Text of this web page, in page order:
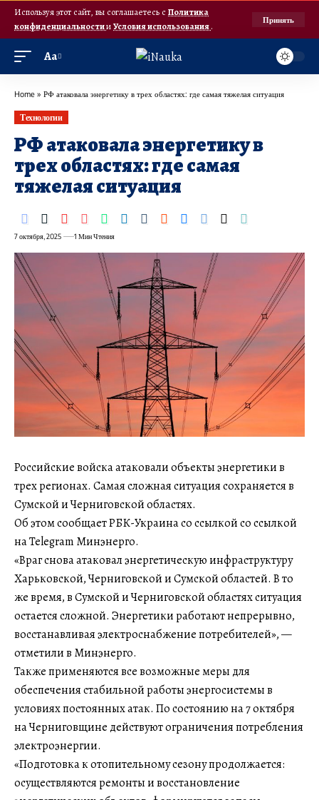
Используя этот сайт, вы соглашаетесь с Политика
конфиденциальностииУсловия использования.
Принять
Аа
Home » РФ атаковала энергетику в трех областях: где самая тяжелая ситуация
Технологии
РФ атаковала энергетику в
трех областях: где самая
тяжелая ситуация
7 октября, 2025 1 Мин Чтения
Российские войска атаковали объекты энергетики в
трех регионах. Самая сложная ситуация сохраняется в
Сумской и Черниговской областях.
Об этом сообщает РБК-Украина со ссылкой со ссылкой
на Telegram Минэнерго.
«Враг снова атаковал энергетическую инфраструктуру
Харьковской, Черниговской и Сумской областей. В то
же время, в Сумской и Черниговской областях ситуация
остается сложной. Энергетики работают непрерывно,
восстанавливая электроснабжение потребителей», —
отметили в Минэнерго.
Также применяются все возможные меры для
обеспечения стабильной работы энергосистемы в
условиях постоянных атак. По состоянию на 7 октября
на Черниговщине действуют ограничения потребления
электроэнергии.
«Подготовка к отопительному сезону продолжается:
осуществляются ремонты и восстановление